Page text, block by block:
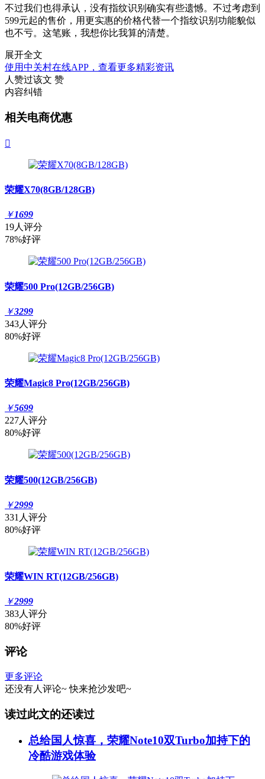
不过我们也得承认，没有指纹识别确实有些遗憾。不过考虑到
599元起的售价，用更实惠的价格代替一个指纹识别功能貌似
也不亏。这笔账，我想你比我算的清楚。
展开全文
使用中关村在线APP，查看更多精彩资讯
人赞过该文 赞
内容纠错
相关电商优惠

荣耀X70(8GB/128GB)
￥1699
19人评分
78%好评
荣耀500 Pro(12GB/256GB)
￥3299
343人评分
80%好评
荣耀Magic8 Pro(12GB/256GB)
￥5699
227人评分
80%好评
荣耀500(12GB/256GB)
￥2999
331人评分
80%好评
荣耀WIN RT(12GB/256GB)
￥2999
383人评分
80%好评
评论
更多评论
还没有人评论~ 快来抢沙发吧~
读过此文的还读过
总给国人惊喜，荣耀Note10双Turbo加持下的
冷酷游戏体验